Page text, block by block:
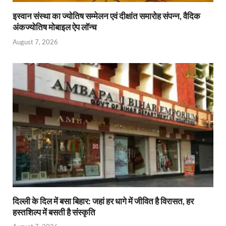
इस्वान संस्था का ज्योतिष सम्मेलन एवं दीक्षांत समारोह संपन्न, वैदिक
अंकज्योतिष मोबाइल ऐप लॉन्च
August 7, 2026
दिल्ली के दिल में बसा बिहार: जहां हर धागे में जीवित है विरासत, हर
हस्तशिल्प में बसती है संस्कृति